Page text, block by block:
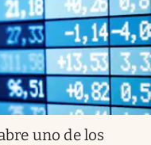
uno de los